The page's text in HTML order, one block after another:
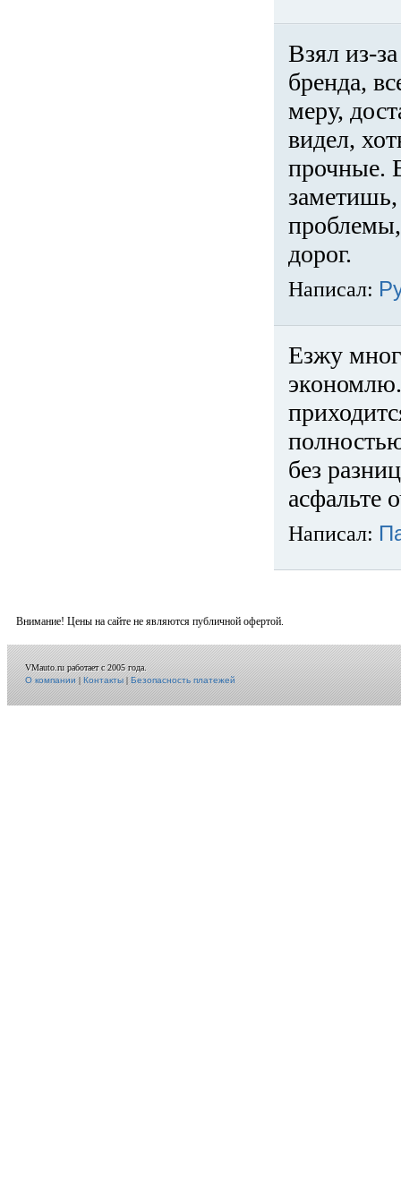
Взял из-
бренда,
меру,
видел,
прочные.
проблемы,
дорог.
Написал:
Езжу
без
асфальте
Написал:
Внимание! Цены на сайте не являются публичной офертой.
VMauto.ru работает с 2005 года.
О компании|Контакты|Безопасность платежей